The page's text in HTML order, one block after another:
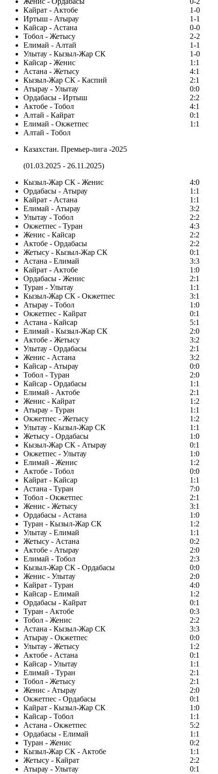
Кайрат - Актобе
1-0
Иртыш - Атырау
1-1
Кайсар - Астана
0-0
Тобол - Жетысу
2-2
Елимай - Алтай
1-1
Улытау - Кызыл-Жар СК
1-0
Кайсар - Женис
1:1
Астана - Жетысу
4:1
Кызыл-Жар СК - Каспий
2:1
Атырау - Улытау
0:0
Ордабасы - Иртыш
2:2
Актобе - Тобол
4:1
Алтай - Кайрат
0:1
Елимай - Окжетпес
1:1
Алтай - Тобол
Казахстан. Премьер-лига -2025
(01.03.2025 - 26.11.2025)
Кызыл-Жар СК - Женис
4:0
Ордабасы - Атырау
1:1
Кайрат - Астана
1:1
Елимай - Атырау
3:2
Улытау - Тобол
2:2
Окжетпес - Туран
4:3
Женис - Кайсар
2:2
Актобе - Ордабасы
2:2
Жетысу - Кызыл-Жар СК
0:1
Астана - Елимай
3:3
Кайрат - Актобе
1:0
Ордабасы - Женис
2:1
Туран - Улытау
1:1
Кызыл-Жар СК - Окжетпес
3:1
Атырау - Тобол
1:0
Окжетпес - Кайрат
0:1
Астана - Кайсар
5:1
Елимай - Кызыл-Жар СК
2:0
Актобе - Жетысу
3:2
Улытау - Ордабасы
2:1
Женис - Астана
3:2
Кайсар - Атырау
0:0
Тобол - Туран
2:0
Кайсар - Ордабасы
1:1
Елимай - Актобе
2:1
Женис - Кайрат
1:2
Атырау - Туран
1:1
Окжетпес - Жетысу
1:2
Улытау - Кызыл-Жар СК
1:1
Жетысу - Ордабасы
1:0
Кызыл-Жар СК - Атырау
0:1
Окжетпес - Улытау
1:0
Елимай - Женис
1:2
Актобе - Тобол
0:0
Кайрат - Кайсар
1:1
Астана - Туран
7:0
Тобол - Окжетпес
2:1
Женис - Жетысу
3:1
Ордабасы - Астана
1:0
Туран - Кызыл-Жар СК
1:2
Улытау - Елимай
1:1
Жетысу - Астана
0:2
Актобе - Атырау
2:0
Елимай - Тобол
2:3
Кызыл-Жар СК - Ордабасы
0:0
Женис - Улытау
2:0
Кайрат - Туран
4:0
Кайсар - Елимай
1:2
Ордабасы - Кайрат
0:1
Туран - Актобе
0:3
Тобол - Женис
2:2
Астана - Кызыл-Жар СК
3:3
Атырау - Окжетпес
0:0
Улытау - Жетысу
1:2
Актобе - Астана
0:1
Кайсар - Улытау
1:1
Елимай - Туран
2:1
Тобол - Жетысу
2:1
Женис - Атырау
2:0
Окжетпес - Ордабасы
0:1
Кайрат - Кызыл-Жар СК
1:0
Кайсар - Тобол
1:1
Астана - Окжетпес
5:2
Ордабасы - Елимай
1:1
Туран - Женис
0:2
Кызыл-Жар СК - Актобе
1:1
Жетысу - Кайрат
2:2
Атырау - Улытау
0:1